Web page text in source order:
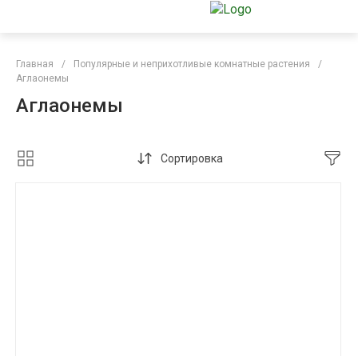
Главная / Популярные и неприхотливые комнатные растения
/
Аглаонемы
Аглаонемы
Сортировка